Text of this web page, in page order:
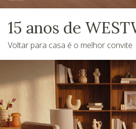
15 anos de
Voltar para casa é o melhor convite